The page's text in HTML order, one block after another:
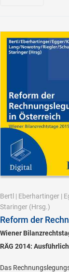
Bertl | Eberhartinger |
Staringer (Hrsg.)
Reform der
Wiener
RÄG 2014:
Das